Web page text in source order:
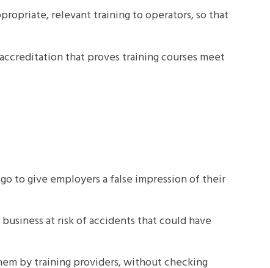
relevant training to operators, so that
that proves training courses meet
to give employers a false impression of their
at risk of accidents that could have
by training providers, without checking